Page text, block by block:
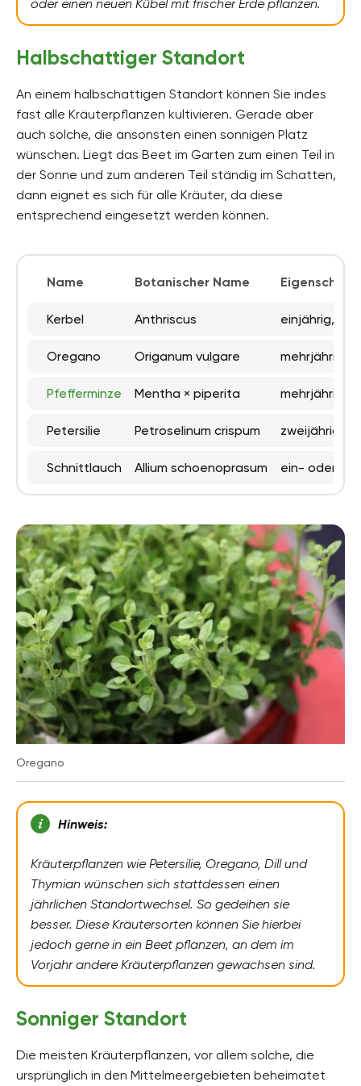
oder einen neuen Kübel mit frischer Erde pflanzen.
Halbschattiger Standort
An einem halbschattigen Standort können Sie indes
fast alle Kräuterpflanzen kultivieren. Gerade aber
auch solche, die ansonsten einen sonnigen Platz
wünschen. Liegt das Beet im Garten zum einen Teil in
der Sonne und zum anderen Teil ständig im Schatten,
dann eignet es sich für alle Kräuter, da diese
entsprechend eingesetzt werden können.
Name Botanischer Name
Kerbel Anthriscus einjährig,
Oregano Origanum vulgare mehrjährig
Pfefferminze Mentha × piperita mehrjährig
Petersilie Petroselinum crispum zweijährig
Schnittlauch Allium schoenoprasum ein- oder
Oregano
Hinweis:
Kräuterpflanzen wie Petersilie, Oregano, Dill und
Thymian wünschen sich stattdessen einen
jährlichen Standortwechsel. So gedeihen sie
besser. Diese Kräutersorten können Sie hierbei
jedoch gerne in ein Beet pflanzen, an dem im
Vorjahr andere Kräuterpflanzen gewachsen sind.
Sonniger Standort
Die meisten Kräuterpflanzen, vor allem solche, die
ursprünglich in den Mittelmeergebieten beheimatet